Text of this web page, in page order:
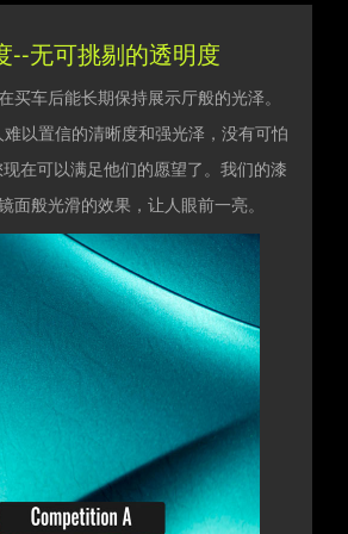
--无可挑剔的透明度
买车后能长期保持展示厅般的光泽。
以置信的清晰度和强光泽，没有可怕
在可以满足他们的愿望了。我们的漆
面般光滑的效果，让人眼前一亮。